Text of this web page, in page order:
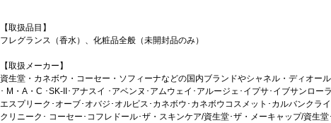
【取扱品目】
フレグランス（香水）、化粧品全般（未開封品のみ）
【取扱メーカー】
資生堂・カネボウ・コーセー・ソフィーナなどの国内ブランドやシャネル・ディオー
･ M・A・C ･SK-II･アナスイ ･アベンヌ･アムウェイ･アルージェ･イプサ･イブサンロー
エスプリーク･オーブ･オバジ･オルビス･カネボウ･カネボウコスメット･カルバンクラ
クリニーク･ コーセー･コフレドール･ザ・スキンケア/資生堂･ザ・メーキャップ/資生